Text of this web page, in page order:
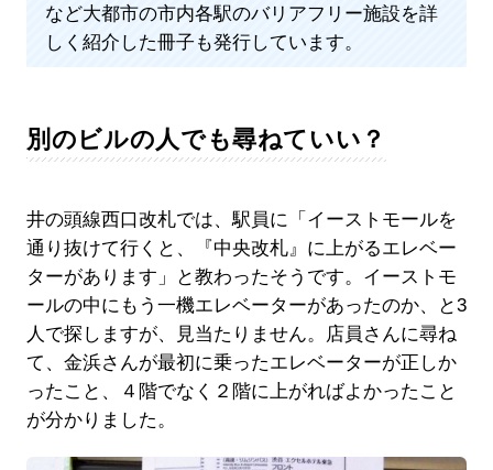
など大都市の市内各駅のバリアフリー施設を詳
しく紹介した冊子も発行しています。
別のビルの人でも尋ねていい？
井の頭線西口改札では、駅員に「イーストモールを
通り抜けて行くと、『中央改札』に上がるエレベー
ターがあります」と教わったそうです。イーストモ
ールの中にもう一機エレベーターがあったのか、と3
人で探しますが、見当たりません。店員さんに尋ね
て、金浜さんが最初に乗ったエレベーターが正しか
ったこと、４階でなく２階に上がればよかったこと
が分かりました。